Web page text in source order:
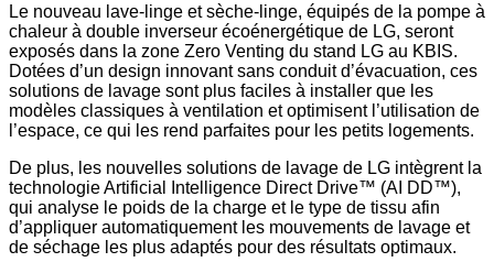
Le nouveau lave-linge et sèche-linge, équipés de la pompe à
chaleur à double inverseur écoénergétique de LG, seront
exposés dans la zone Zero Venting du stand LG au KBIS.
Dotées d’un design innovant sans conduit d’évacuation, ces
solutions de lavage sont plus faciles à installer que les
modèles classiques à ventilation et optimisent l’utilisation de
l’espace, ce qui les rend parfaites pour les petits logements.
De plus, les nouvelles solutions de lavage de LG intègrent la
technologie Artificial Intelligence Direct Drive™ (AI DD™),
qui analyse le poids de la charge et le type de tissu afin
d’appliquer automatiquement les mouvements de lavage et
de séchage les plus adaptés pour des résultats optimaux.